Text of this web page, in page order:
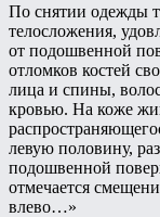
По снятии одежды
телосложения,
от подошвенной
отломков костей
лица и спины,
кровью. На коже
левую половину,
подошвенной
отмечается
влево…»